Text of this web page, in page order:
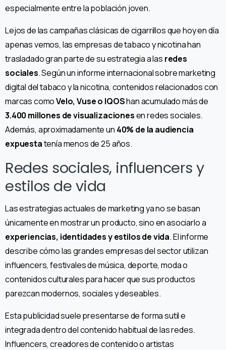
especialmente entre la población joven.
Lejos de las campañas clásicas de cigarrillos que hoy en día
apenas vemos, las empresas de tabaco y nicotina han
trasladado gran parte de su estrategia a las redes
sociales. Según un informe internacional sobre marketing
digital del tabaco y la nicotina, contenidos relacionados con
marcas comoVelo, Vuse o IQOShan acumulado más de
3.400 millones de visualizacionesen redes sociales.
Además, aproximadamente un 40% de la audiencia
expuestatenía menos de 25 años.
Redes sociales, influencers y
estilos de vida
Las estrategias actuales de marketing ya no se basan
únicamente en mostrar un producto, sino en asociarlo a
experiencias, identidades y estilos de vida. El informe
describe cómo las grandes empresas del sector utilizan
influencers, festivales de música, deporte, moda o
contenidos culturales para hacer que sus productos
parezcan modernos, sociales y deseables.
Esta publicidad suele presentarse de forma sutil e
integrada dentro del contenido habitual de las redes.
Influencers, creadores de contenido o artistas